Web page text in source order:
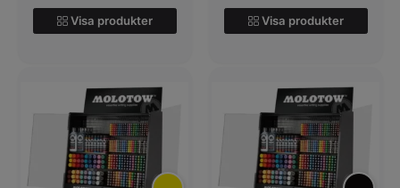
Visa produkter Visa produkter